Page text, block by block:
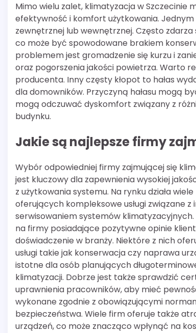
Mimo wielu zalet, klimatyzacja w Szczecinie
efektywność i komfort użytkowania. Jednym
zewnętrznej lub wewnętrznej. Często
co może być spowodowane brakiem
problemem jest gromadzenie się kurzu i
oraz pogorszenia jakości powietrza. Warto
producenta. Inny częsty kłopot to hałas
dla domowników. Przyczyną hałasu mogą
mogą odczuwać dyskomfort związany z
budynku.
Jakie są najlepsze firmy
Wybór odpowiedniej firmy zajmującej się
jest kluczowy dla zapewnienia wysokiej
z użytkowania systemu. Na rynku działa
oferujących kompleksowe usługi związane z
serwisowaniem systemów
na firmy posiadające pozytywne opinie
doświadczenie w branży. Niektóre z nich
usługi takie jak konserwacja czy naprawa
istotne dla osób planujących
klimatyzacji. Dobrze jest także sprawdzić
uprawnienia pracowników, aby mieć
wykonane zgodnie z obowiązującymi
bezpieczeństwa. Wiele firm oferuje także
urządzeń, co może znacząco wpłynąć na